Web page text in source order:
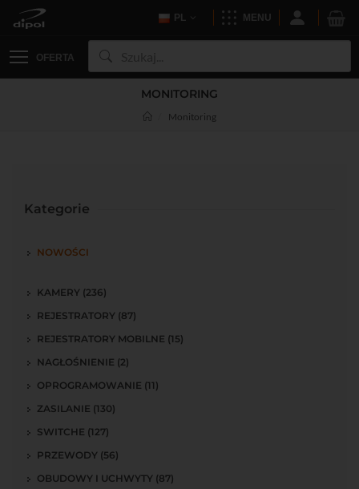
PL MENU
OFERTA
MONITORING
Monitoring
Kategorie
NOWOŚCI
KAMERY (236)
REJESTRATORY (87)
REJESTRATORY MOBILNE (15)
NAGŁOŚNIENIE (2)
OPROGRAMOWANIE (11)
ZASILANIE (130)
SWITCHE (127)
PRZEWODY (56)
OBUDOWY I UCHWYTY (87)